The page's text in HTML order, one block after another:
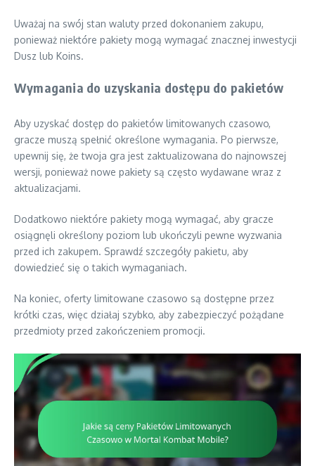
Uważaj na swój stan waluty przed dokonaniem zakupu,
ponieważ niektóre pakiety mogą wymagać znacznej inwestycji
Dusz lub Koins.
Wymagania do uzyskania dostępu do pakietów
Aby uzyskać dostęp do pakietów limitowanych czasowo,
gracze muszą spełnić określone wymagania. Po pierwsze,
upewnij się, że twoja gra jest zaktualizowana do najnowszej
wersji, ponieważ nowe pakiety są często wydawane wraz z
aktualizacjami.
Dodatkowo niektóre pakiety mogą wymagać, aby gracze
osiągnęli określony poziom lub ukończyli pewne wyzwania
przed ich zakupem. Sprawdź szczegóły pakietu, aby
dowiedzieć się o takich wymaganiach.
Na koniec, oferty limitowane czasowo są dostępne przez
krótki czas, więc działaj szybko, aby zabezpieczyć pożądane
przedmioty przed zakończeniem promocji.